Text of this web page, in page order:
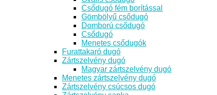
Csődugó fém borítással
Gömbölyű csődugó
Domború csődugó
Csődugó
Menetes csődugók
Furattakaró dugó
Zártszelvény dugó
Magyar zártszelvény dugó
Menetes zártszelvény dugó
Zártszelvény csúcsos dugó